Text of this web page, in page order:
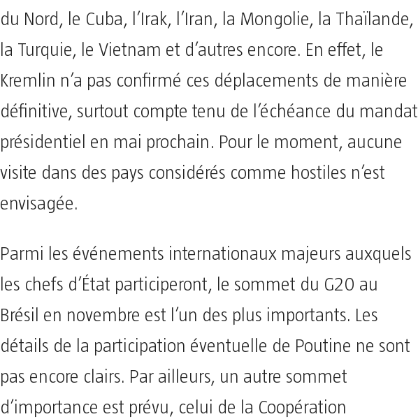
du Nord, le Cuba, l’Irak, l’Iran, la Mongolie, la Thaïlande,
la Turquie, le Vietnam et d’autres encore. En effet, le
Kremlin n’a pas confirmé ces déplacements de manière
définitive, surtout compte tenu de l’échéance du mandat
présidentiel en mai prochain. Pour le moment, aucune
visite dans des pays considérés comme hostiles n’est
envisagée.
Parmi les événements internationaux majeurs auxquels
les chefs d’État participeront, le sommet du G20 au
Brésil en novembre est l’un des plus importants. Les
détails de la participation éventuelle de Poutine ne sont
pas encore clairs. Par ailleurs, un autre sommet
d’importance est prévu, celui de la Coopération